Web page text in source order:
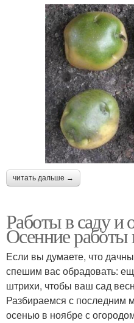
читать дальше →
Работы в саду и
Осенние работы
Если вы думаете, что
спешим вас обрадовать:
штрихи, чтобы ваш сад
Разбираемся с последним
осенью в ноябре с